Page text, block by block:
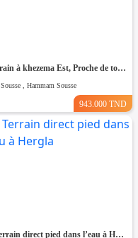
Terrain à khezema Est, Proche de toutes Commodités
Sousse , Hammam Sousse
943.000 TND
2 Terrain direct pied dans l’eau à Hergla